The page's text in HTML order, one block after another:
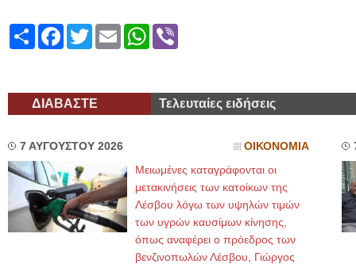
ShareFacebook
TwitterEmailWhatsApp
ΔΙΑΒΑΣΤΕ Τελευταίες ειδήσεις
7 ΑΥΓΟΥΣΤΟΥ 2026 ΟΙΚΟΝΟΜΙΑ
Μειωμένες καταγράφονται οι
μετακινήσεις των κατοίκων της
Λέσβου λόγω των υψηλών τιμών
των υγρών καυσίμων κίνησης,
όπως αναφέρει ο πρόεδρος των
βενζινοπωλών Λέσβου, Γιώργος